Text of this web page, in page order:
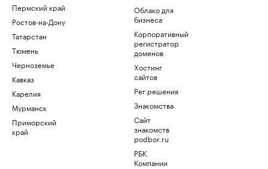
Пермский край
Ростов-на-Дону
Татарстан
Тюмень
Черноземье
Кавказ
Карелия
Мурманск
Приморский
край
Облако для
бизнеса
Корпоративный
регистратор
доменов
Хостинг
сайтов
Рег.решения
Знакомства
Сайт
знакомств
podbor.ru
РБК
Компании